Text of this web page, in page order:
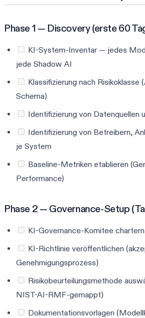
Phase 1 — Discovery (erste 60
KI-System-Inventar — jedes
jede Shadow AI
Klassifizierung nach
Schema)
Identifizierung von Datenquellen
Identifizierung von Betreibern,
je System
Baseline-Metriken etablieren
Performance)
Phase 2 — Governance-Setup
KI-Governance-Komitee chartern
KI-Richtlinie veröffentlichen
Genehmigungsprozess)
Risikobeurteilungsmethode
NIST-AI-RMF-gemappt)
Dokumentationsvorlagen